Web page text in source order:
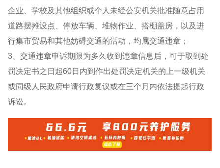
企业、学校及其他组织或个人未经公安机关批准随意占用
道路摆摊设点、停放车辆、堆物作业、搭棚盖房，以及进
行集市贸易和其他妨碍交通的活动，均属交通违章；
3、交通违章申诉期限为多久收到违章信息后，可于取到处
罚决定书之日起60日内到作出处罚决定机关的上一级机关
或同级人民政府申请行政复议或在三个月内依法提起行政
诉讼。